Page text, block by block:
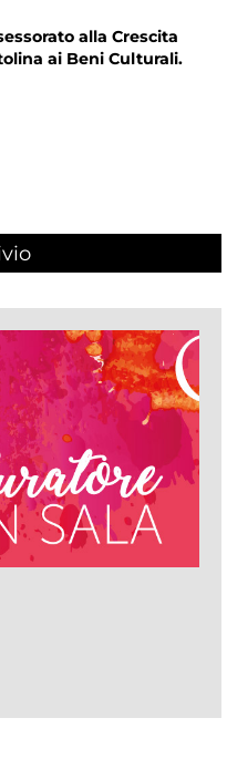
alla Crescita
ai Beni Culturali.